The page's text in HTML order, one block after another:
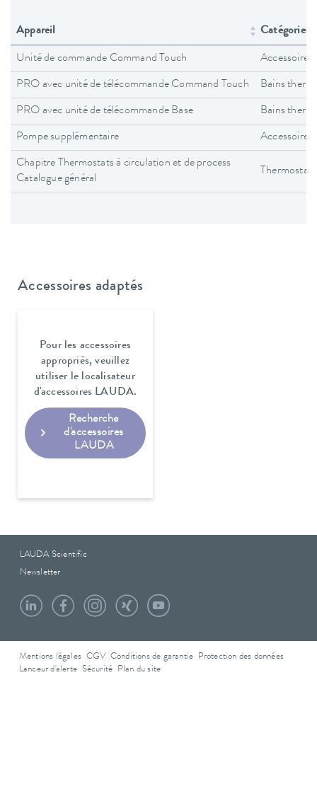
Appareil Catégories
Unité de commande Command Touch Accessoires
PRO avec unité de télécommande Command Touch Bains
PRO avec unité de télécommande Base Bains
Pompe supplémentaire Accessoires
Chapitre Thermostats à circulation et de process
Catalogue général
Accessoires adaptés
Pour les accessoires
appropriés, veuillez
utiliser le localisateur
d'accessoires LAUDA.
Recherche
d'accessoires
LAUDA
LAUDA Scientific
Newsletter
Mentions légales CGV Conditions de garantie
Protection des données
Lanceur d'alerte Sécurité Plan du site